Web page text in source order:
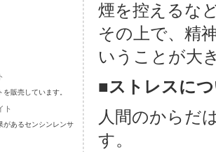
煙を控えるな
その上で、精
いうことが大
■ストレスに
人間のからだ
す。
販売しています。
ト
があるセンシンレンサ